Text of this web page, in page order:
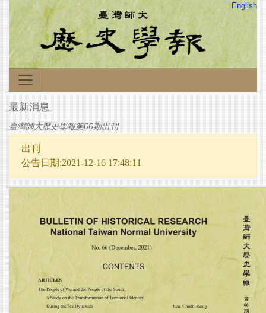
English
最新消息
臺灣師大歷史學報第66期出刊
出刊
公告日期:2021-12-16 17:48:11